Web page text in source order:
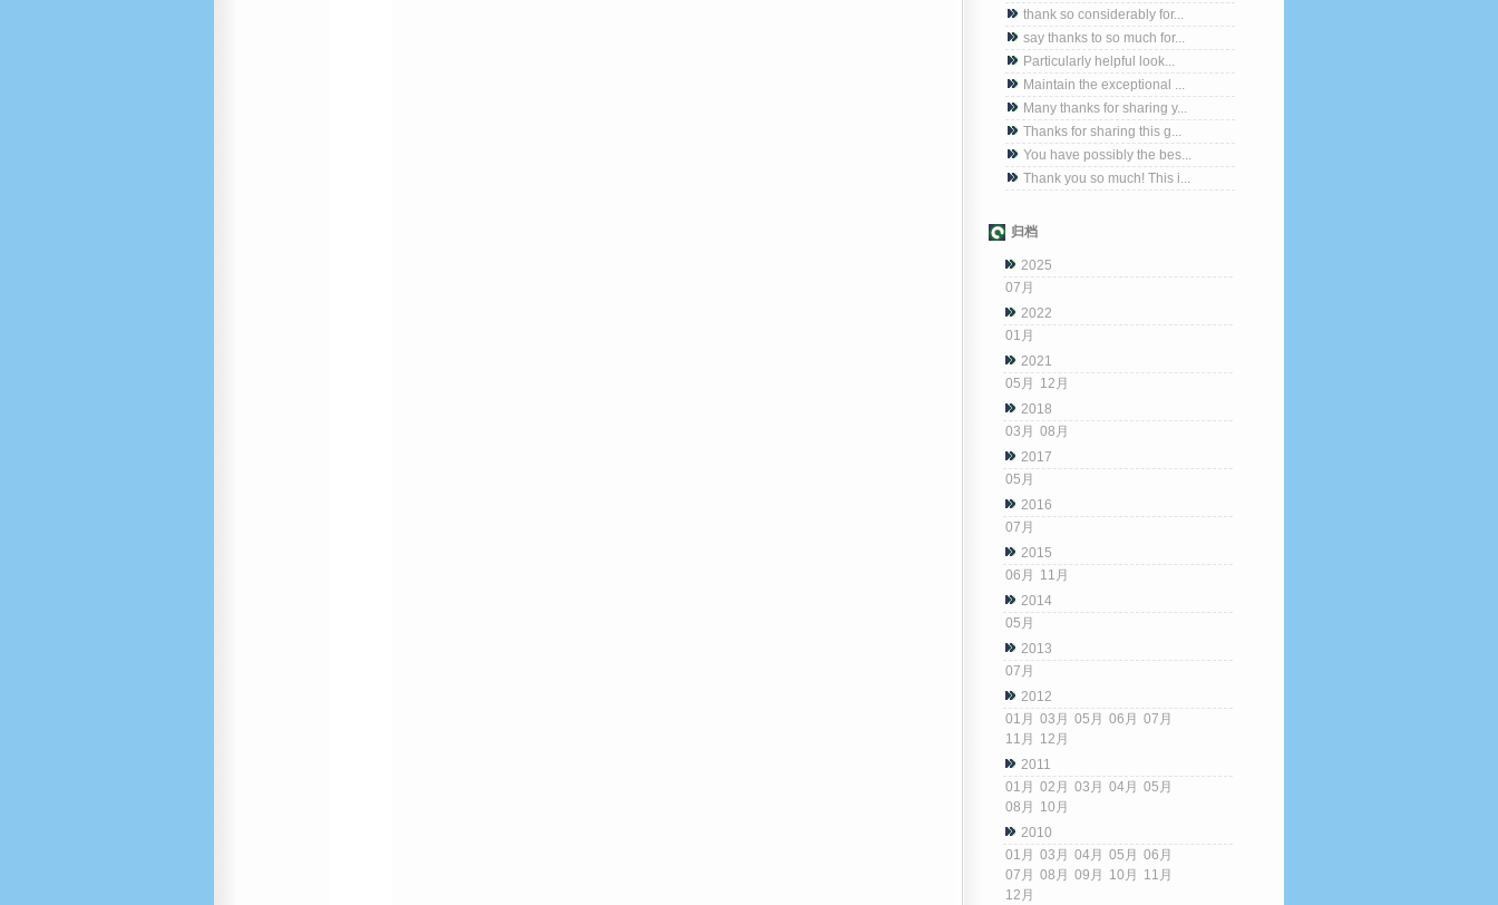
thank so considerably for...
say thanks to so much for...
Particularly helpful look...
Maintain the exceptional ...
Many thanks for sharing y...
Thanks for sharing this g...
You have possibly the bes...
Thank you so much! This i...
归档
2025
07月
2022
01月
2021
05月
12月
2018
03月 08月
2017
05月
2016
07月
2015
06月
11月
2014
05月
2013
07月
2012
01月 03月 05月 06月 07月
11月
12月
2011
01月 02月 03月 04月 05月
08月
10月
2010
01月 03月 04月 05月 06月
07月 08月 09月 10月
11月
12月